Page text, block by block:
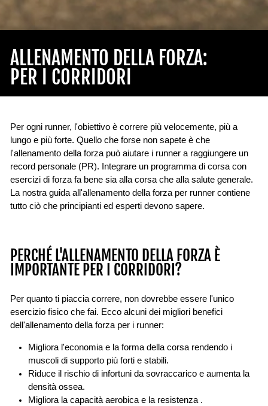
ALLENAMENTO DELLA FORZA:
PER I CORRIDORI
Per ogni runner, l'obiettivo è correre più velocemente, più a
lungo e più forte. Quello che forse non sapete è che
l'allenamento della forza può aiutare i runner a raggiungere un
record personale (PR). Integrare un programma di corsa con
esercizi di forza fa bene sia alla corsa che alla salute generale.
La nostra guida all'allenamento della forza per runner contiene
tutto ciò che principianti ed esperti devono sapere.
PERCHÉ L'ALLENAMENTO DELLA FORZA È
IMPORTANTE PER I CORRIDORI?
Per quanto ti piaccia correre, non dovrebbe essere l'unico
esercizio fisico che fai. Ecco alcuni dei migliori benefici
dell'allenamento della forza per i runner:
Migliora l'economia e la forma della corsa rendendo i
muscoli di supporto più forti e stabili.
Riduce il rischio di infortuni da sovraccarico e aumenta la
densità ossea.
Migliora la capacità aerobica e la resistenza .